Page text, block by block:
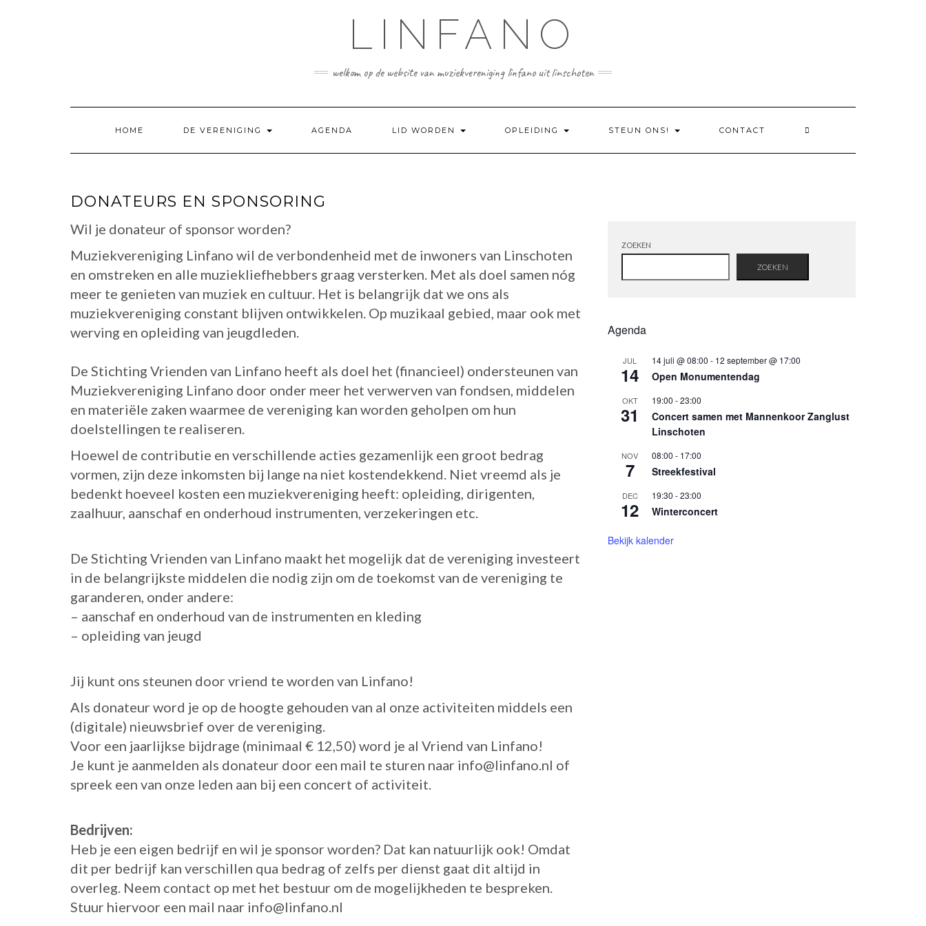
LINFANO
welkom op de website van muziekvereniging linfano uit linschoten
HOME DE VERENIGING AGENDA LID WORDEN OPLEIDING STEUN ONS! CONTACT
DONATEURS EN SPONSORING
Wil je donateur of sponsor worden?
Muziekvereniging Linfano wil de verbondenheid met de inwoners van Linschoten
en omstreken en alle muziekliefhebbers graag versterken. Met als doel samen nóg
meer te genieten van muziek en cultuur. Het is belangrijk dat we ons als
muziekvereniging constant blijven ontwikkelen. Op muzikaal gebied, maar ook met
werving en opleiding van jeugdleden.
De Stichting Vrienden van Linfano heeft als doel het (financieel) ondersteunen van
Muziekvereniging Linfano door onder meer het verwerven van fondsen, middelen
en materiële zaken waarmee de vereniging kan worden geholpen om hun
doelstellingen te realiseren.
Hoewel de contributie en verschillende acties gezamenlijk een groot bedrag
vormen, zijn deze inkomsten bij lange na niet kostendekkend. Niet vreemd als je
bedenkt hoeveel kosten een muziekvereniging heeft: opleiding, dirigenten,
zaalhuur, aanschaf en onderhoud instrumenten, verzekeringen etc.
De Stichting Vrienden van Linfano maakt het mogelijk dat de vereniging investeert
in de belangrijkste middelen die nodig zijn om de toekomst van de vereniging te
garanderen, onder andere:
– aanschaf en onderhoud van de instrumenten en kleding
– opleiding van jeugd
Jij kunt ons steunen door vriend te worden van Linfano!
Als donateur word je op de hoogte gehouden van al onze activiteiten middels een
(digitale) nieuwsbrief over de vereniging.
Voor een jaarlijkse bijdrage (minimaal € 12,50) word je al Vriend van Linfano!
Je kunt je aanmelden als donateur door een mail te sturen naar info@linfano.nl of
spreek een van onze leden aan bij een concert of activiteit.
Bedrijven:
Heb je een eigen bedrijf en wil je sponsor worden? Dat kan natuurlijk ook! Omdat
dit per bedrijf kan verschillen qua bedrag of zelfs per dienst gaat dit altijd in
overleg. Neem contact op met het bestuur om de mogelijkheden te bespreken.
Stuur hiervoor een mail naar info@linfano.nl
ZOEKEN
ZOEKEN
Agenda
JUL
14
14 juli @ 08:00 - 12 september @ 17:00
Open Monumentendag
OKT
31
19:00 -23:00
Concert samen met Mannenkoor Zanglust
Linschoten
NOV
7
08:00 - 17:00
Streekfestival
DEC
12
19:30 -23:00
Winterconcert
Bekijk kalender